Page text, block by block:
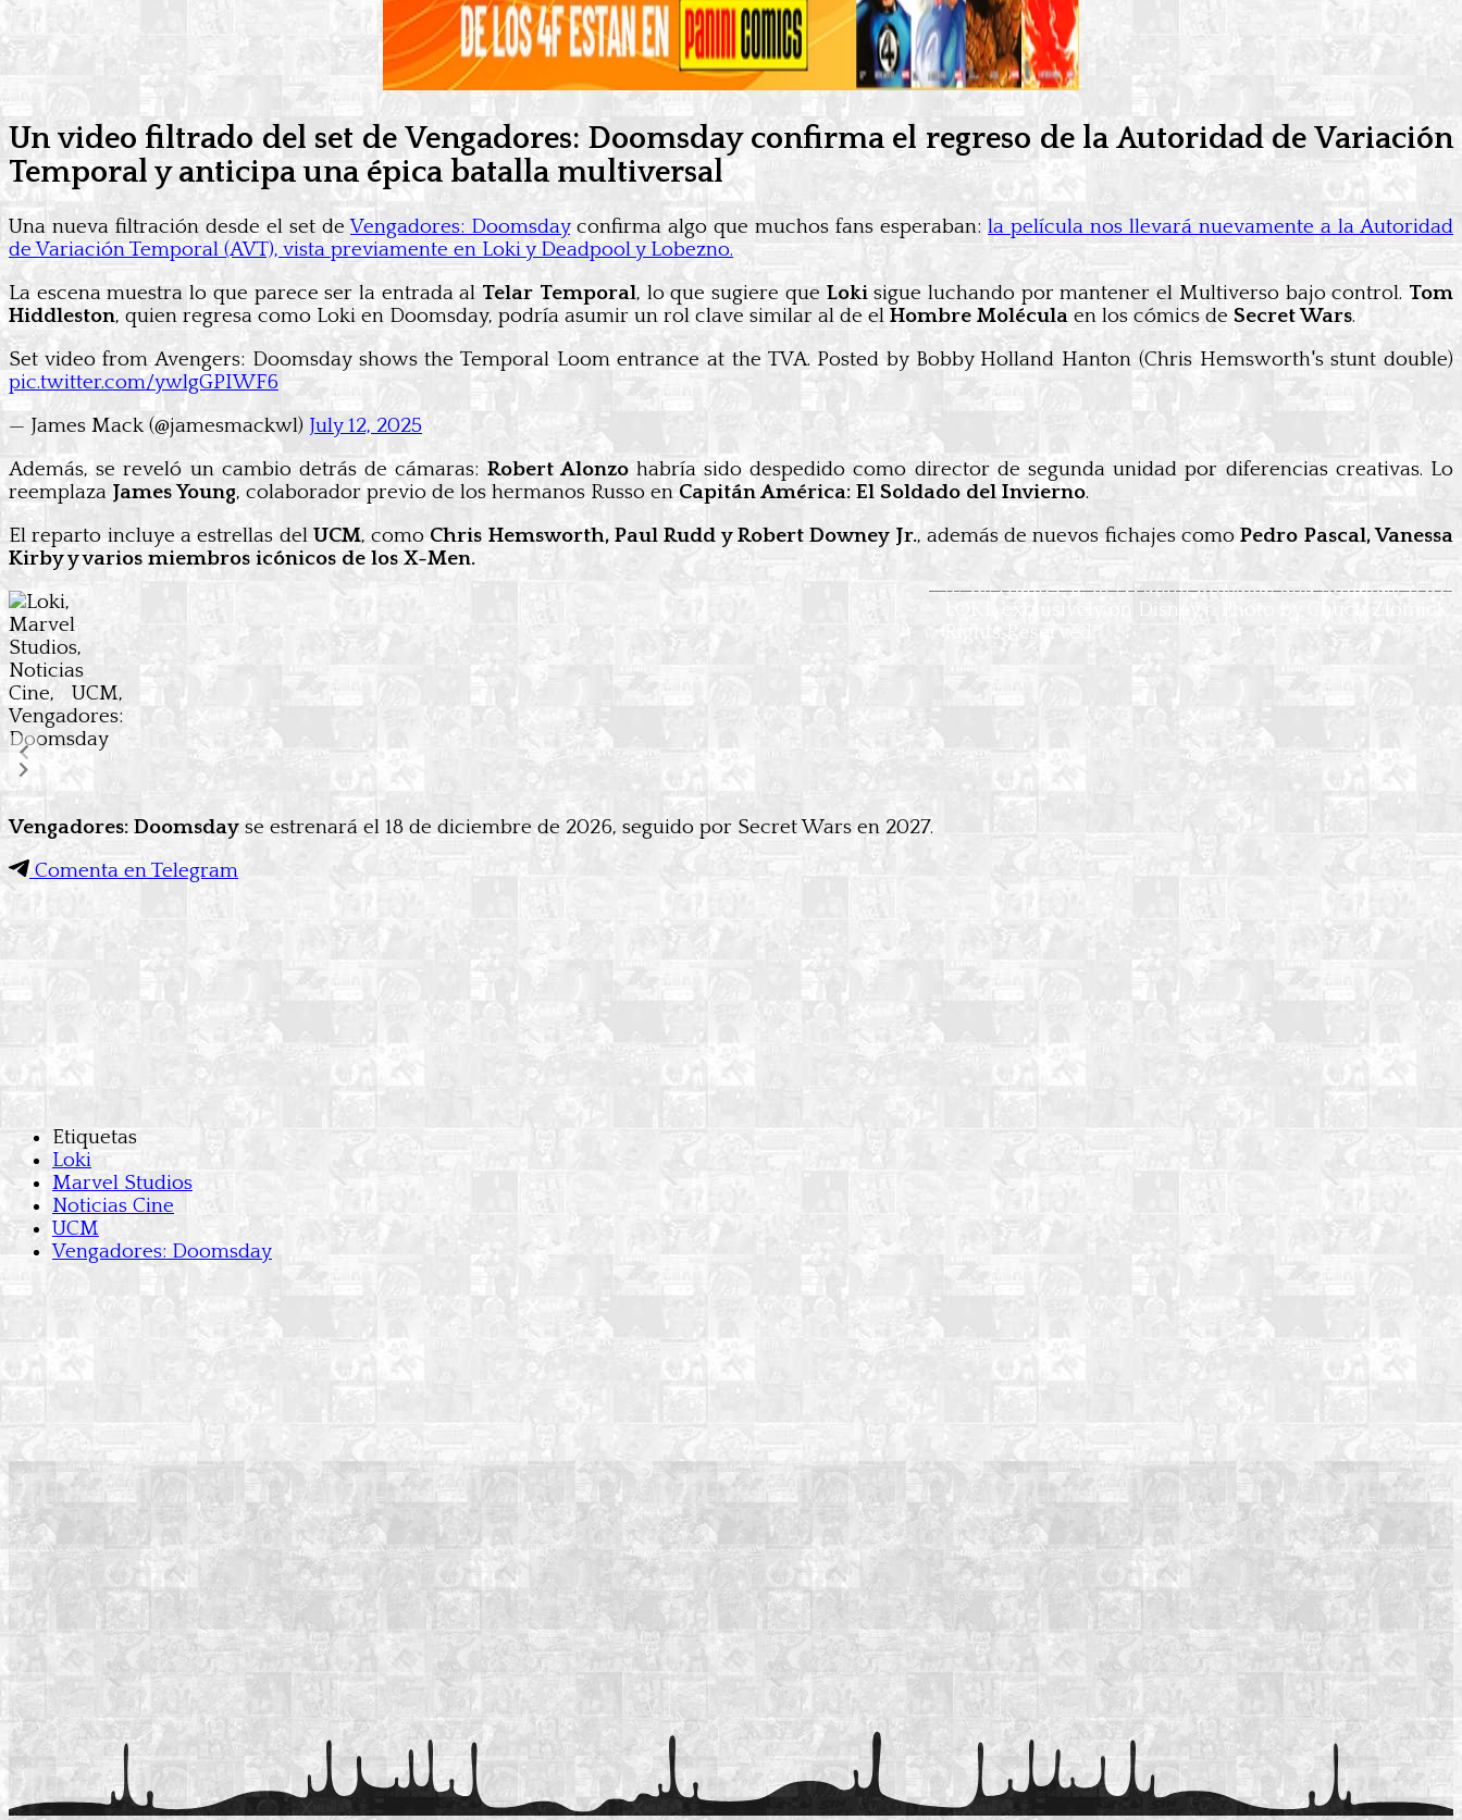
Un video filtrado del set de Vengadores: Doomsday confirma el regreso de la Autoridad de Variación
Temporal y anticipa una épica batalla multiversal
Una nueva filtración desde el set deVengadores: Doomsdayconfirma algo que muchos fans esperaban:la película nos llevará nuevamente a la Autoridad
de Variación Temporal (AVT), vista previamente en Loki y Deadpool y Lobezno.
La escena muestra lo que parece ser la entrada al Telar Temporal, lo que sugiere que Lokisigue luchando por mantener el Multiverso bajo control. Tom
Hiddleston, quien regresa como Loki en Doomsday, podría asumir un rol clave similar al de el Hombre Molécula en los cómics de Secret Wars.
Set video from Avengers: Doomsday shows the Temporal Loom entrance at the TVA. Posted by Bobby Holland Hanton (Chris Hemsworth's stunt double)
pic.twitter.com/ywlgGPIWF6
— James Mack (@jamesmackwl) July 12, 2025
Además, se reveló un cambio detrás de cámaras: Robert Alonzohabría sido despedido como director de segunda unidad por diferencias creativas. Lo
reemplaza James Young, colaborador previo de los hermanos Russo enCapitán América: El Soldado del Invierno.
El reparto incluye a estrellas del UCM, comoChris Hemsworth, Paul Rudd y Robert Downey Jr., además de nuevos fichajes comoPedro Pascal, Vanessa
Kirby y varios miembros icónicos de los X-Men.
(L-R): Hunter B-15 (Wunmi Mosaku) and (Mobius)
LOKI, exclusively on Disney+. Photo by Chuck
Rights Reserved.
Vengadores: Doomsday se estrenará el 18 de diciembre de 2026, seguido por Secret Wars en 2027.
Comenta en Telegram
Etiquetas
Loki
Marvel Studios
Noticias Cine
UCM
Vengadores: Doomsday